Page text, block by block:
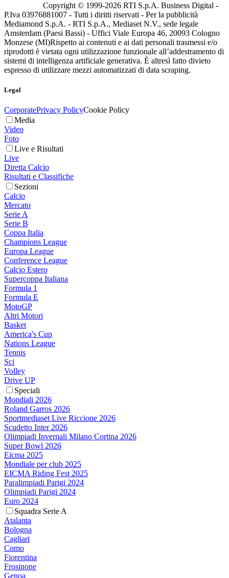
Copyright © 1999-2026 RTI S.p.A. Business Digital -
P.Iva 03976881007 - Tutti i diritti riservati - Per la pubblicità
Mediamond S.p.A. - RTI S.p.A., Mediaset N.V., sede legale
Amsterdam (Paesi Bassi) - Uffici Viale Europa 46, 20093 Cologno
Monzese (MI)Rispetto ai contenuti e ai dati personali trasmessi e/o
riprodotti è vietata ogni utilizzazione funzionale all’addestramento di
sistemi di intelligenza artificiale generativa. È altresì fatto divieto
espresso di utilizzare mezzi automatizzati di data scraping.
Legal
CorporatePrivacy PolicyCookie Policy
Media
Video
Foto
Live e Risultati
Live
Diretta Calcio
Risultati e Classifiche
Sezioni
Calcio
Mercato
Serie A
Serie B
Coppa Italia
Champions League
Europa League
Conference League
Calcio Estero
Supercoppa Italiana
Formula 1
Formula E
MotoGP
Altri Motori
Basket
America's Cup
Nations League
Tennis
Sci
Volley
Drive UP
Speciali
Mondiali 2026
Roland Garros 2026
Sportmediaset Live Riccione 2026
Scudetto Inter 2026
Olimpiadi Invernali Milano Cortina 2026
Super Bowl 2026
Eicma 2025
Mondiale per club 2025
EICMA Riding Fest 2025
Paralimpiadi Parigi 2024
Olimpiadi Parigi 2024
Euro 2024
Squadra Serie A
Atalanta
Bologna
Cagliari
Como
Fiorentina
Frosinone
Genoa